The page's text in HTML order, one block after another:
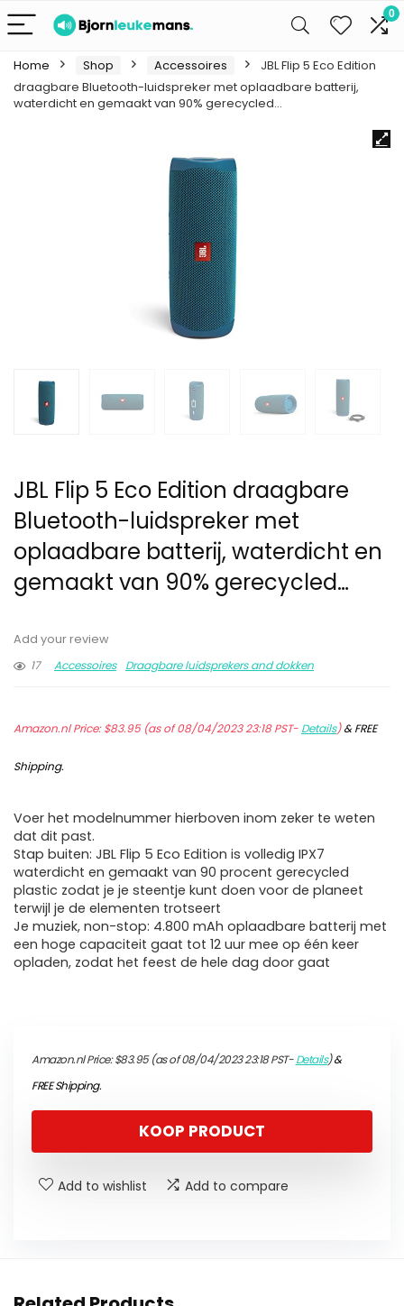
0
Home Shop Accessoires
JBL Flip 5 Eco Edition
draagbare Bluetooth-luidspreker met oplaadbare batterij,
waterdicht en gemaakt van 90% gerecycled…
JBL Flip 5 Eco Edition draagbare
Bluetooth-luidspreker met
oplaadbare batterij, waterdicht en
gemaakt van 90% gerecycled…
Add your review
17
Accessoires Draagbare luidsprekers and dokken
Amazon.nl Price:$83.95(as of 08/04/2023 23:18 PST- Details)&FREE
Shipping.
Voer het modelnummer hierboven inom zeker te weten
dat dit past.
Stap buiten: JBL Flip 5 Eco Edition is volledig IPX7
waterdicht en gemaakt van 90 procent gerecycled
plastic zodat je je steentje kunt doen voor de planeet
terwijl je de elementen trotseert
Je muziek, non-stop: 4.800 mAh oplaadbare batterij met
een hoge capaciteit gaat tot 12 uur mee op één keer
opladen, zodat het feest de hele dag door gaat
Amazon.nl Price:$83.95(as of 08/04/2023 23:18 PST-Details)&
FREE Shipping.
KOOP PRODUCT
Add to wishlist Add to compare